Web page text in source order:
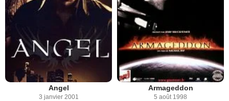
Angel
3 janvier 2001
Armageddon
5 août 1998